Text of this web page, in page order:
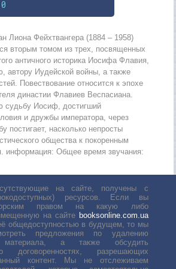
Лиона Фейхтвангера (1884 – 1958)
вторым томом из трех, посвященных
античного историка Иосифа Флавия,
автору Иудейской войны, а также
Повествование относится к эпохе
династии Флавиев Веспасиана.
судьбу Иосиф, достигший
и дружбы императора, через
постигает, насколько непросты
общества к покоренным
информация: Общее время звучания:
на сайте, получены с
ресурсов. Если вы
правом на какую либо
на сайте booksonline.com.ua
общедоступностью в будущем, то мы
предложения по удалению
материала, а также обсудить
договоренностях, разрешающих
контент. Мы не отслеживаем